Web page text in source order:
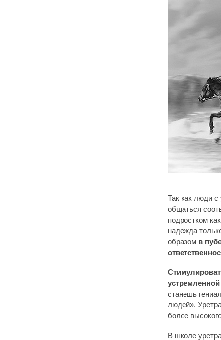
Так как люди с
общаться
подростком
надежда
образом в
станешь
людей».
более
В школе